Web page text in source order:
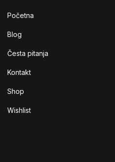
Početna
Blog
Česta pitanja
Kontakt
Shop
Wishlist